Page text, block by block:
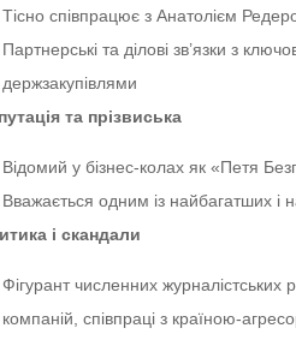
Тісно співпрацює з Анатолієм
Партнерські та ділові зв’язки з
держзакупівлями
та прізвиська
Відомий у бізнес-колах як «Петя
Вважається одним із найбагатших і
і скандали
Фігурант численних журналістських
компаній, співпраці з країною-